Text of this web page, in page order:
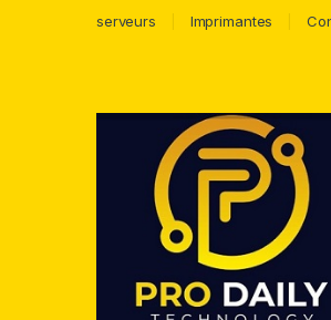
serveurs Imprimantes